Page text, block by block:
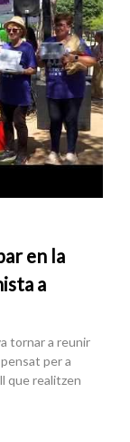
en la
a
tornar a reunir
per a
que realitzen